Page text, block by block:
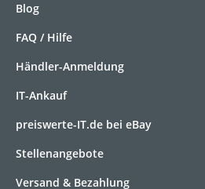
Blog
FAQ / Hilfe
Händler-Anmeldung
IT-Ankauf
preiswerte-IT.de bei eBay
Stellenangebote
Versand & Bezahlung